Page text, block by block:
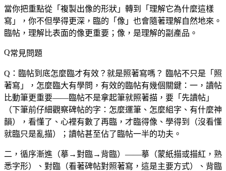
當你把重點從「複製出像的形狀」轉到「理解它為什麼這樣
寫」，你不但學得更深，臨的「像」也會隨著理解自然地來。
臨帖，理解比表面的像更重要；像，是理解的副產品。
常見問題
Q：臨帖到底怎麼臨才有效？就是照著寫嗎？ 臨帖不只是「照
著寫」，怎麼臨大有學問，有效的臨帖有幾個關鍵：一，讀帖
比動筆更重要——臨帖不是拿起筆就照著描，要「先讀帖」
（下筆前仔細觀察碑帖的字：怎麼運筆、怎麼組字、有什麼神
韻），看懂了、心裡有數了再臨，才臨得像、學得到（沒看懂
就臨只是亂描）；讀帖甚至佔了臨帖一半的功夫。
二，循序漸進（摹→對臨→背臨）——摹（蒙紙描或描紅，熟
悉字形）、對臨（看著碑帖對照著寫，這是主要方式）、背臨